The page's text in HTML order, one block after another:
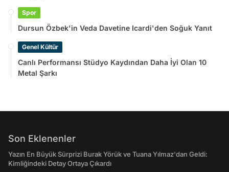
Spor
Dursun Özbek'in Veda Davetine Icardi'den Soğuk Yanıt
Genel Kültür
Canlı Performansı Stüdyo Kaydından Daha İyi Olan 10
Metal Şarkı
Son Eklenenler
Yazın En Büyük Sürprizi Burak Yörük ve Tuana Yılmaz'dan Geldi:
Kimliğindeki Detay Ortaya Çıkardı